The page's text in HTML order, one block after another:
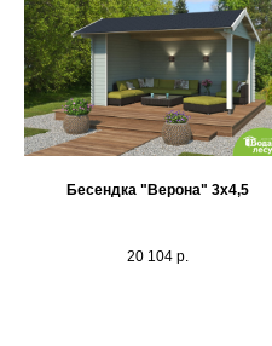
Бесендка "Верона" 3х4,5
20 104 р.
Выставочная площадка
Оплата и кредитование
Контакты
+375 (44) 772-92-22